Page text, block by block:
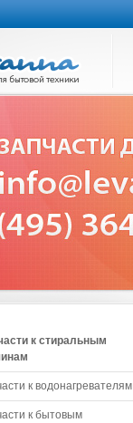
к стиральным
к водонагревателям
к бытовым